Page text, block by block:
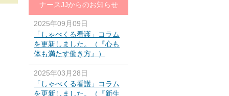
ナースJJからのお知らせ
2025年09月09日
「しゃべくる看護」コラム
を更新しました。（『心も
体も満たす働き方』）
2025年03月28日
「しゃべくる看護」コラム
を更新しました。（『新生